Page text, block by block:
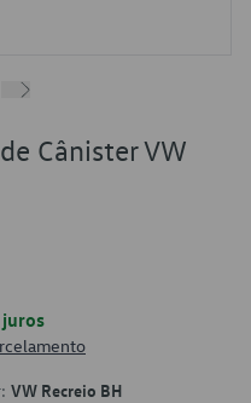
Cânister VW
VW Recreio BH